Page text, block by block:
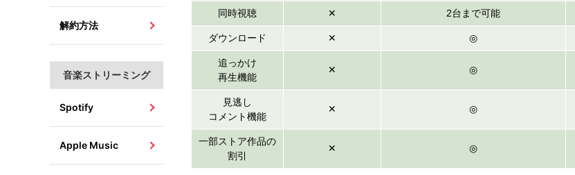
解約方法
音楽ストリーミング
Spotify
Apple Music
同時視聴 ✕ 2台まで可能
ダウンロード ✕ ◎
追っかけ
再生機能
✕ ◎
見逃し
コメント機能
✕ ◎
一部ストア作品の
割引
✕ ◎